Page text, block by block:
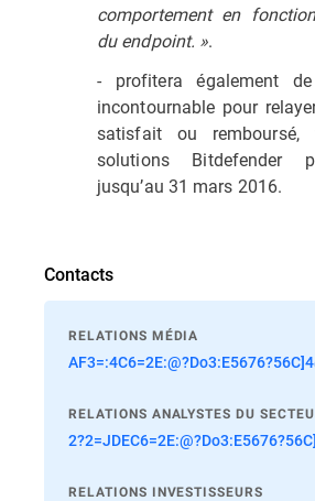
comportement en
du endpoint. ».
- profitera également
incontournable pour
satisfait ou
solutions Bitdefender
jusqu’au 31 mars 2016.
Contacts
RELATIONS MÉDIA
RELATIONS ANALYSTES DU
RELATIONS INVESTISSEURS